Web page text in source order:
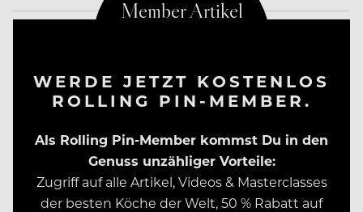
WERDE JETZT KOSTENLOS
ROLLING PIN-MEMBER.
Als Rolling Pin-Member kommst Du in den
Genuss unzähliger Vorteile:
Zugriff auf alle Artikel, Videos & Masterclasses
der besten Köche der Welt, 50 % Rabatt auf